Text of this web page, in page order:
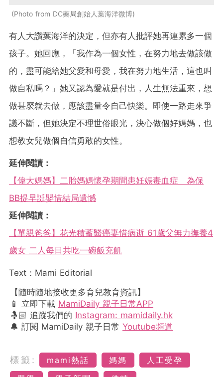
Photo from DC藥局創始人葉海洋微博
有人大讚葉海洋的決定，但亦有人批評她再連累多一個
孩子。她回應，「我作為一個女性，在努力地去做該做
的，盡可能給她父愛和母愛，我在努力地生活，這也叫
做自私嗎？」她又認為愛就是付出，人生無法重來，想
做甚麼就去做，應該盡量令自己快樂。即使一路走來爭
議不斷，但她決定不理世俗眼光，決心做個好媽媽，也
想教女兒做個自信勇敢的女性。
延伸閱讀：
【偉大媽媽】二胎媽媽懷孕期間患妊娠毒血症 為保
BB提早誕嬰惜結局遺憾
延伸閱讀：
【單親爸爸】花光積蓄醫癌妻惜病逝 61歲父無力撫養4
歲女 二人每日共吃一碗飯充飢
Text：Mami Editorial
【隨時隨地接收更多育兒教育資訊】
📱 立即下載 MamiDaily 親子日常APP
🤱🏻 追蹤我們的 Instagram: mamidaily.hk
🔔 訂閱 MamiDaily 親子日常 Youtube頻道
標籤: mami熱話 媽媽
人工受孕